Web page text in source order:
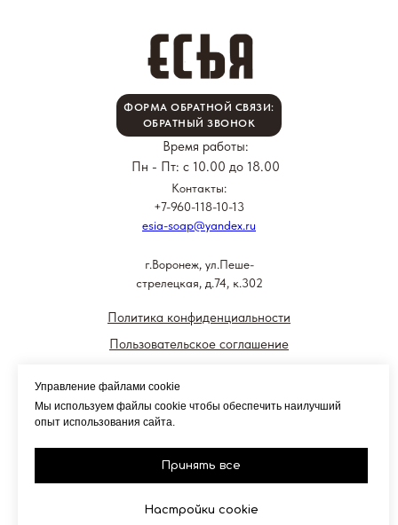
Управление файлами cookie
Мы используем файлы cookie чтобы обеспечить наилучший
опыт использования сайта.
Принять все
Настройки cookie
ФОРМА ОБРАТНОЙ СВЯЗИ:
ОБРАТНЫЙ ЗВОНОК
Контакты:
+7-960-118-10-13
esia-soap@yandex.ru
Политика конфиденциальности
© ЕСЬЯ 2022
г.Воронеж, ул.Пеше-
стрелецкая, д.74, к.302
данных и получение рекламной
информации
Пользовательское соглашение
Время работы:
Пн - Пт: с 10.00 до 18.00